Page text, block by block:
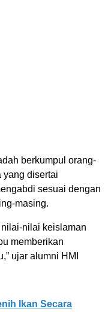
berkumpul orang-
yang disertai
sesuai dengan
masing.
nilai keislaman
memberikan
ujar alumni HMI
Ikan Secara